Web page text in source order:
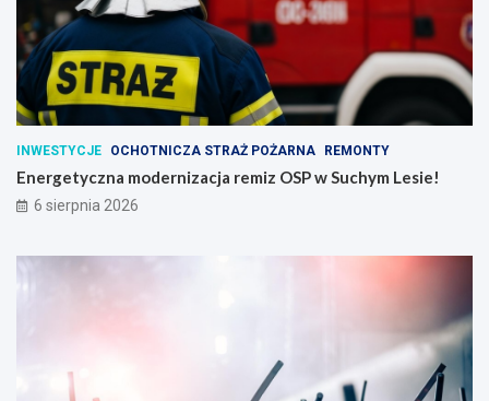
INWESTYCJE OCHOTNICZA STRAŻ POŻARNA REMONTY
Energetyczna modernizacja remiz OSP w Suchym Lesie!
6 sierpnia 2026